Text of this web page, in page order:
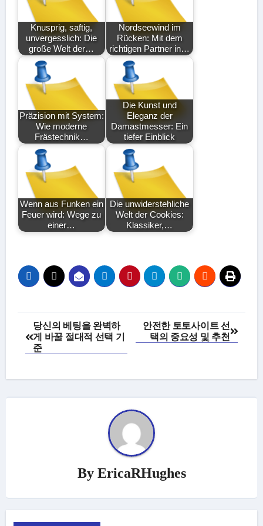
Knusprig, saftig,
unvergesslich: Die
große Welt der…
Nordseewind im
Rücken: Mit dem
richtigen Partner in…
Präzision mit System:
Wie moderne
Frästechnik…
Die Kunst und
Eleganz der
Damastmesser: Ein
tiefer Einblick
Wenn aus Funken ein
Feuer wird: Wege zu
einer…
Die unwiderstehliche
Welt der Cookies:
Klassiker,…
Post
navigation
당신의 베팅을 완벽하
게 바꿀 절대적 선택 기
준
안전한 토토사이트 선
택의 중요성 및 추천
By EricaRHughes